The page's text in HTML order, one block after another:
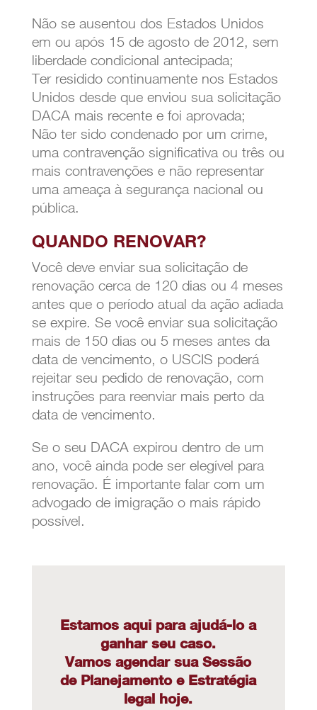
Não se ausentou dos Estados Unidos
em ou após 15 de agosto de 2012, sem
liberdade condicional antecipada;
Ter residido continuamente nos Estados
Unidos desde que enviou sua solicitação
DACA mais recente e foi aprovada;
Não ter sido condenado por um crime,
uma contravenção significativa ou três ou
mais contravenções e não representar
uma ameaça à segurança nacional ou
pública.
QUANDO RENOVAR?
Você deve enviar sua solicitação de
renovação cerca de 120 dias ou 4 meses
antes que o período atual da ação adiada
se expire. Se você enviar sua solicitação
mais de 150 dias ou 5 meses antes da
data de vencimento, o USCIS poderá
rejeitar seu pedido de renovação, com
instruções para reenviar mais perto da
data de vencimento.
Se o seu DACA expirou dentro de um
ano, você ainda pode ser elegível para
renovação. É importante falar com um
advogado de imigração o mais rápido
possível.
Estamos aqui para ajudá-lo a
ganhar seu caso.
Vamos agendar sua Sessão
de Planejamento e Estratégia
legal hoje.